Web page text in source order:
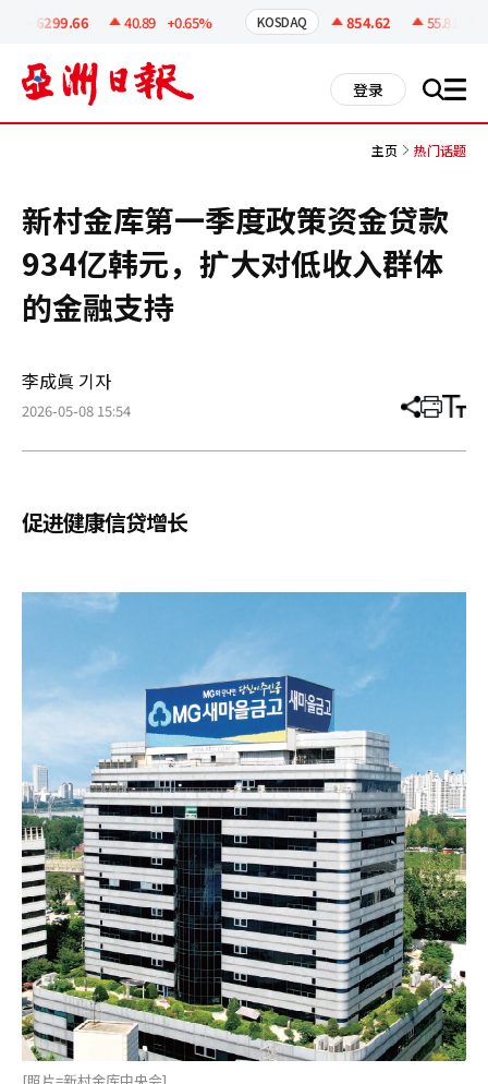
6299.66 40.89 +0.65% KOSDAQ 854.62 55.81
登录 搜 all
主页 热门话题
新村金库第一季度政策资金贷款
934亿韩元，扩大对低收入群体
的金融支持
李成眞 기자
2026-05-08 15:54 分
章
打 调
小
促进健康信贷增长